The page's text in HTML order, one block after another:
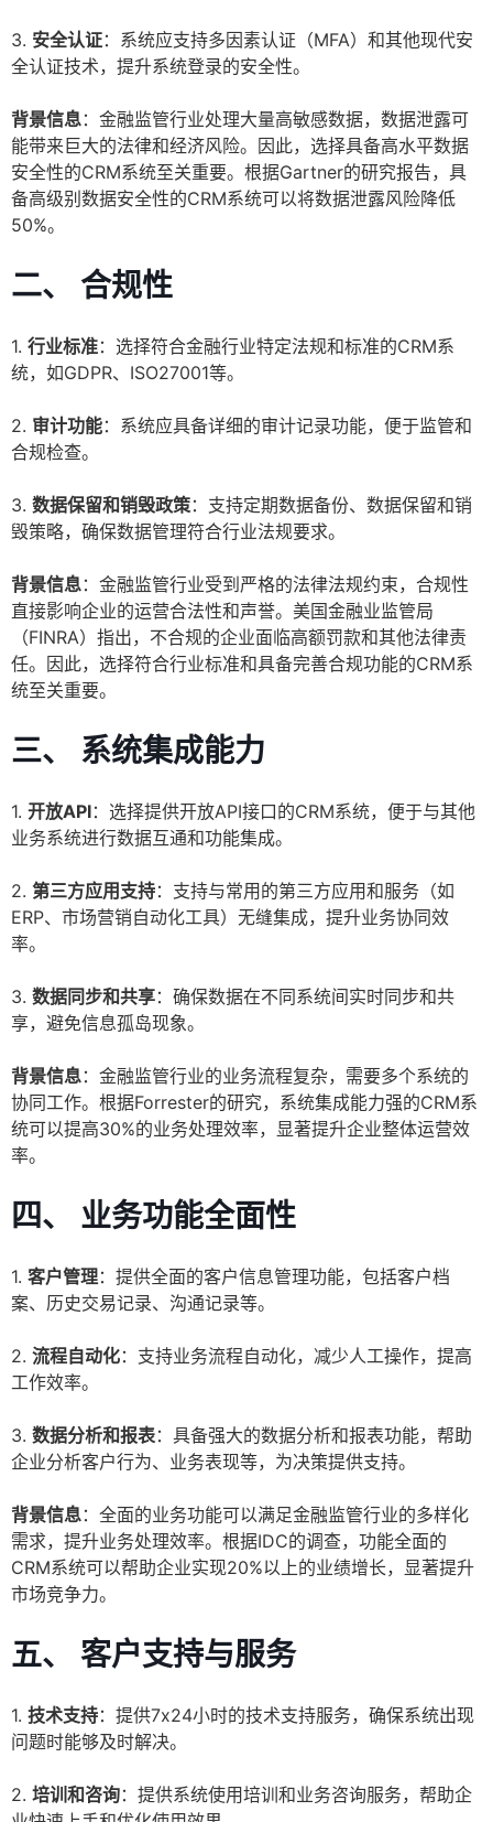
3. 安全认证：系统应支持多因素认证（MFA）和其他现代安
全认证技术，提升系统登录的安全性。
背景信息：金融监管行业处理大量高敏感数据，数据泄露可
能带来巨大的法律和经济风险。因此，选择具备高水平数据
安全性的CRM系统至关重要。根据Gartner的研究报告，具
备高级别数据安全性的CRM系统可以将数据泄露风险降低
50%。
二、 合规性
1. 行业标准：选择符合金融行业特定法规和标准的CRM系
统，如GDPR、ISO27001等。
2. 审计功能：系统应具备详细的审计记录功能，便于监管和
合规检查。
3. 数据保留和销毁政策：支持定期数据备份、数据保留和销
毁策略，确保数据管理符合行业法规要求。
背景信息：金融监管行业受到严格的法律法规约束，合规性
直接影响企业的运营合法性和声誉。美国金融业监管局
（FINRA）指出，不合规的企业面临高额罚款和其他法律责
任。因此，选择符合行业标准和具备完善合规功能的CRM系
统至关重要。
三、 系统集成能力
1. 开放API：选择提供开放API接口的CRM系统，便于与其他
业务系统进行数据互通和功能集成。
2. 第三方应用支持：支持与常用的第三方应用和服务（如
ERP、市场营销自动化工具）无缝集成，提升业务协同效
率。
3. 数据同步和共享：确保数据在不同系统间实时同步和共
享，避免信息孤岛现象。
背景信息：金融监管行业的业务流程复杂，需要多个系统的
协同工作。根据Forrester的研究，系统集成能力强的CRM系
统可以提高30%的业务处理效率，显著提升企业整体运营效
率。
四、 业务功能全面性
1. 客户管理：提供全面的客户信息管理功能，包括客户档
案、历史交易记录、沟通记录等。
2. 流程自动化：支持业务流程自动化，减少人工操作，提高
工作效率。
3. 数据分析和报表：具备强大的数据分析和报表功能，帮助
企业分析客户行为、业务表现等，为决策提供支持。
背景信息：全面的业务功能可以满足金融监管行业的多样化
需求，提升业务处理效率。根据IDC的调查，功能全面的
CRM系统可以帮助企业实现20%以上的业绩增长，显著提升
市场竞争力。
五、 客户支持与服务
1. 技术支持：提供7x24小时的技术支持服务，确保系统出现
问题时能够及时解决。
2. 培训和咨询：提供系统使用培训和业务咨询服务，帮助企